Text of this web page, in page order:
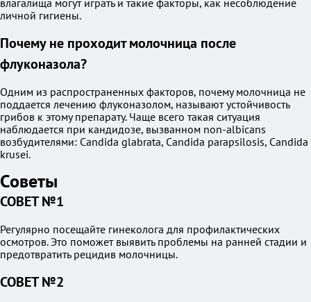
влагалища могут играть и такие факторы, как несоблюдение
личной гигиены.
Почему не проходит молочница после
флуконазола?
Одним из распространенных факторов, почему молочница не
поддается лечению флуконазолом, называют устойчивость
грибов к этому препарату. Чаще всего такая ситуация
наблюдается при кандидозе, вызванном non-albicans
возбудителями: Candida glabrata, Candida parapsilosis, Candida
krusei.
Советы
СОВЕТ №1
Регулярно посещайте гинеколога для профилактических
осмотров. Это поможет выявить проблемы на ранней стадии и
предотвратить рецидив молочницы.
СОВЕТ №2